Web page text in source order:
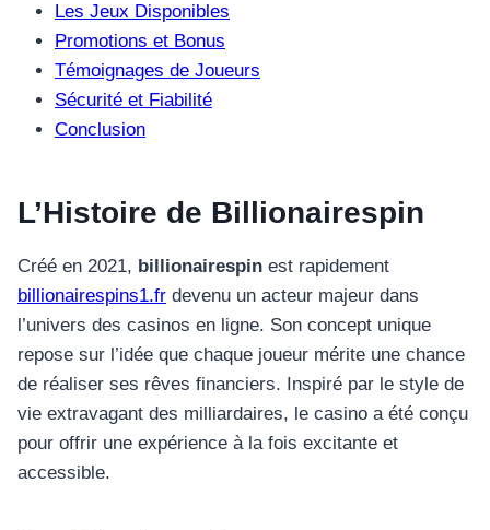
Les Jeux Disponibles
Promotions et Bonus
Témoignages de Joueurs
Sécurité et Fiabilité
Conclusion
L’Histoire de Billionairespin
Créé en 2021, billionairespin est rapidement
billionairespins1.fr devenu un acteur majeur dans
l’univers des casinos en ligne. Son concept unique
repose sur l’idée que chaque joueur mérite une chance
de réaliser ses rêves financiers. Inspiré par le style de
vie extravagant des milliardaires, le casino a été conçu
pour offrir une expérience à la fois excitante et
accessible.